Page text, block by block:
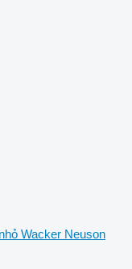
Wacker Neuson